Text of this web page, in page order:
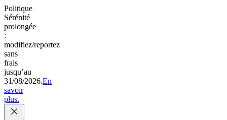
Politique
Sérénité
prolongée
:
modifiez/reportez
sans
frais
jusqu’au
31/08/2026.En
savoir
plus.